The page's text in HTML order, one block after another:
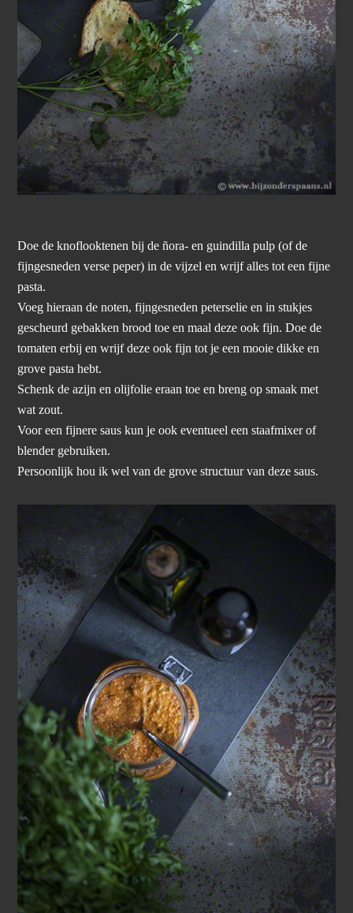
Doe de knoflooktenen bij de ñora- en guindilla pulp (of de
fijngesneden verse peper) in de vijzel en wrijf alles tot een fijne
pasta.
Voeg hieraan de noten, fijngesneden peterselie en in stukjes
gescheurd gebakken brood toe en maal deze ook fijn. Doe de
tomaten erbij en wrijf deze ook fijn tot je een mooie dikke en
grove pasta hebt.
Schenk de azijn en olijfolie eraan toe en breng op smaak met
wat zout.
Voor een fijnere saus kun je ook eventueel een staafmixer of
blender gebruiken.
Persoonlijk hou ik wel van de grove structuur van deze saus.